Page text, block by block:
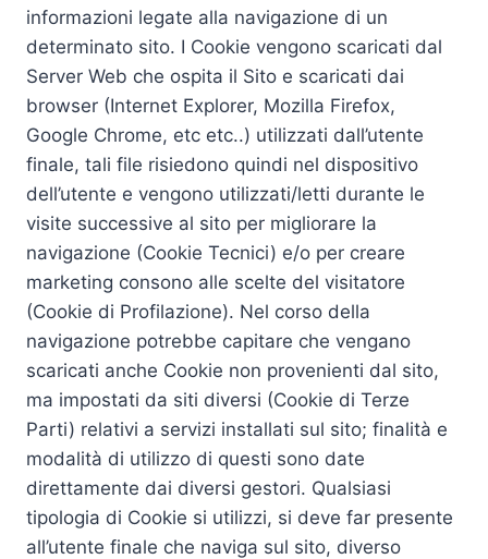
informazioni legate alla navigazione di un
determinato sito. I Cookie vengono scaricati dal
Server Web che ospita il Sito e scaricati dai
browser (Internet Explorer, Mozilla Firefox,
Google Chrome, etc etc..) utilizzati dall’utente
finale, tali file risiedono quindi nel dispositivo
dell’utente e vengono utilizzati/letti durante le
visite successive al sito per migliorare la
navigazione (Cookie Tecnici) e/o per creare
marketing consono alle scelte del visitatore
(Cookie di Profilazione). Nel corso della
navigazione potrebbe capitare che vengano
scaricati anche Cookie non provenienti dal sito,
ma impostati da siti diversi (Cookie di Terze
Parti) relativi a servizi installati sul sito; finalità e
modalità di utilizzo di questi sono date
direttamente dai diversi gestori. Qualsiasi
tipologia di Cookie si utilizzi, si deve far presente
all’utente finale che naviga sul sito, diverso